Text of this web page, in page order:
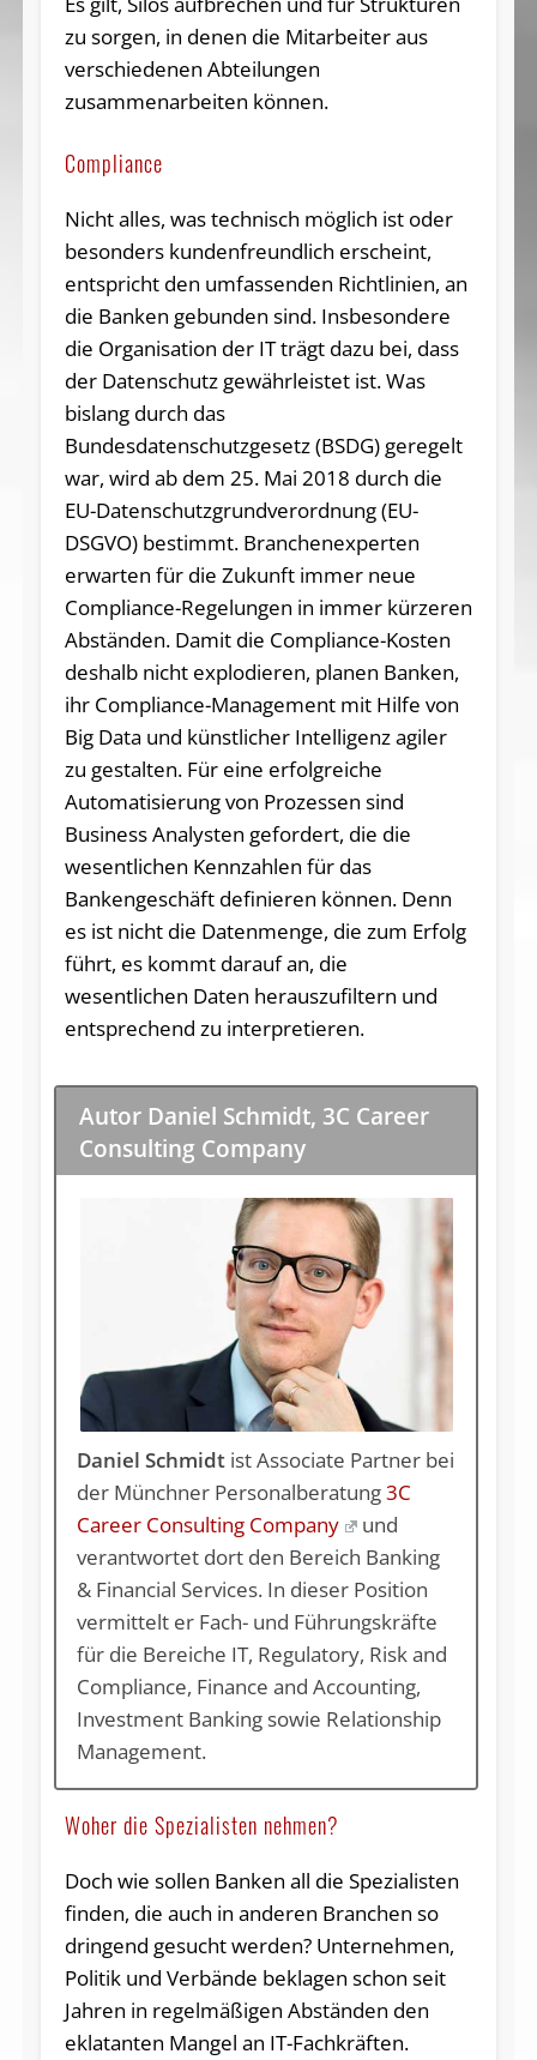
zu sorgen, in denen die Mitarbeiter aus
verschiedenen Abteilungen
zusammenarbeiten können.
Compliance
Nicht alles, was technisch möglich ist oder
besonders kundenfreundlich erscheint,
entspricht den umfassenden Richtlinien, an
die Banken gebunden sind. Insbesondere
die Organisation der IT trägt dazu bei, dass
der Datenschutz gewährleistet ist. Was
bislang durch das
Bundesdatenschutzgesetz (BSDG) geregelt
war, wird ab dem 25. Mai 2018 durch die
EU-Datenschutzgrundverordnung (EU-
DSGVO) bestimmt. Branchenexperten
erwarten für die Zukunft immer neue
Compliance-Regelungen in immer kürzeren
Abständen. Damit die Compliance-Kosten
deshalb nicht explodieren, planen Banken,
ihr Compliance-Management mit Hilfe von
Big Data und künstlicher Intelligenz agiler
zu gestalten. Für eine erfolgreiche
Automatisierung von Prozessen sind
Business Analysten gefordert, die die
wesentlichen Kennzahlen für das
Bankengeschäft definieren können. Denn
es ist nicht die Datenmenge, die zum Erfolg
führt, es kommt darauf an, die
wesentlichen Daten herauszufiltern und
entsprechend zu interpretieren.
Autor Daniel Schmidt, 3C Career
Consulting Company
Daniel Schmidt ist Associate Partner bei
der Münchner Personalberatung3C
Career Consulting Company
und
verantwortet dort den Bereich Banking
& Financial Services. In dieser Position
vermittelt er Fach- und Führungskräfte
für die Bereiche IT, Regulatory, Risk and
Compliance, Finance and Accounting,
Investment Banking sowie Relationship
Management.
Woher die Spezialisten nehmen?
Doch wie sollen Banken all die Spezialisten
finden, die auch in anderen Branchen so
dringend gesucht werden? Unternehmen,
Politik und Verbände beklagen schon seit
Jahren in regelmäßigen Abständen den
eklatanten Mangel an IT-Fachkräften.